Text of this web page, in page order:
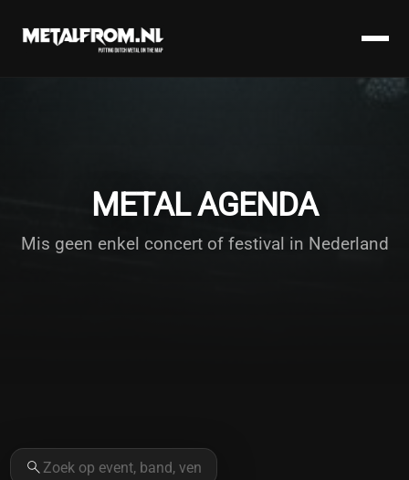
METAL AGENDA
Mis geen enkel concert of festival in Nederland